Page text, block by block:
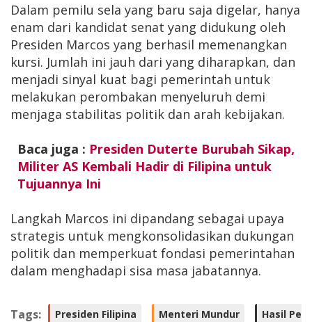
Dalam pemilu sela yang baru saja digelar, hanya
enam dari kandidat senat yang didukung oleh
Presiden Marcos yang berhasil memenangkan
kursi. Jumlah ini jauh dari yang diharapkan, dan
menjadi sinyal kuat bagi pemerintah untuk
melakukan perombakan menyeluruh demi
menjaga stabilitas politik dan arah kebijakan.
Baca juga : Presiden Duterte Burubah Sikap,
Militer AS Kembali Hadir di Filipina untuk
Tujuannya Ini
Langkah Marcos ini dipandang sebagai upaya
strategis untuk mengkonsolidasikan dukungan
politik dan memperkuat fondasi pemerintahan
dalam menghadapi sisa masa jabatannya.
Tags: Presiden Filipina Menteri Mundur Hasil